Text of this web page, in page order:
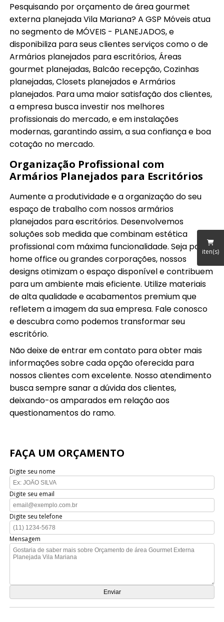
iten(s)
Pesquisando por orçamento de área gourmet
externa planejada Vila Mariana? A GSP Móveis atua
no segmento de MÓVEIS - PLANEJADOS, e
disponibiliza para seus clientes serviços como o de
Armários planejados para escritórios, Áreas
gourmet planejadas, Balcão recepção, Cozinhas
planejadas, Closets planejados e Armários
planejados. Para uma maior satisfação dos clientes,
a empresa busca investir nos melhores
profissionais do mercado, e em instalações
modernas, garantindo assim, a sua confiança e boa
cotação no mercado.
Organização Profissional com
Armários Planejados para Escritórios
Aumente a produtividade e a organização do seu
espaço de trabalho com nossos armários
planejados para escritórios. Desenvolvemos
soluções sob medida que combinam estética
profissional com máxima funcionalidade. Seja para
home office ou grandes corporações, nossos
designs otimizam o espaço disponível e contribuem
para um ambiente mais eficiente. Utilize materiais
de alta qualidade e acabamentos premium que
refletem a imagem da sua empresa. Fale conosco
e descubra como podemos transformar seu
escritório.
Não deixe de entrar em contato para obter mais
informações sobre cada opção oferecida para
nossos clientes com excelente. Nosso atendimento
busca sempre sanar a dúvida dos clientes,
deixando-os amparados em relação aos
questionamentos do ramo.
FAÇA UM ORÇAMENTO
Digite seu nome
Digite seu email
Digite seu telefone
Mensagem